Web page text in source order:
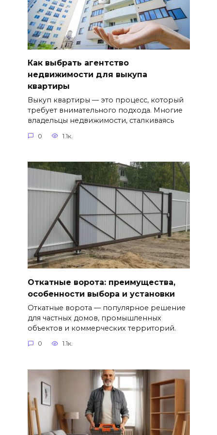
Как выбрать агентство
недвижимости для выкупа
квартиры
Выкуп квартиры — это процесс, который
требует внимательного подхода. Многие
владельцы недвижимости, сталкиваясь
0 1.1к.
Откатные ворота: преимущества,
особенности выбора и установки
Откатные ворота — популярное решение
для частных домов, промышленных
объектов и коммерческих территорий.
0 1.1к.